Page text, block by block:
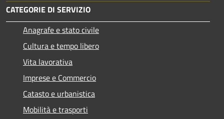
CATEGORIE DI SERVIZIO
Anagrafe e stato civile
Cultura e tempo libero
Vita lavorativa
Imprese e Commercio
Catasto e urbanistica
Mobilità e trasporti